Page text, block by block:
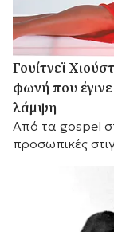
Γουίτνεϊ
φωνή που
λάμψη
Από τα gospel
προσωπικές